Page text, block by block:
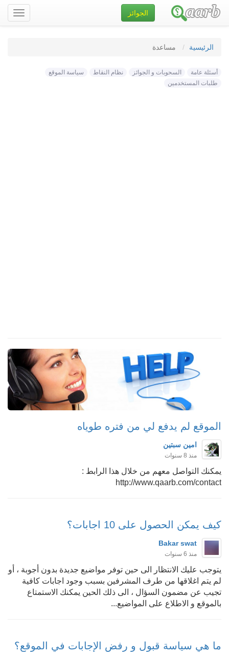
تصفح
الموقع
الجوائز
الرئيسية مساعدة
أسئلة عامة السحوبات و الجوائز نظام النقاط
سياسة الموقع
طلبات المستخدمين
الموقع لم يدفع لي من فتره طوياه
امين سبتين
منذ 8 سنوات
يمكنك التواصل معهم من خلال هذا الرابط :
http://www.qaarb.com/contact
كيف يمكن الحصول على 10 اجابات؟
Bakar swat
منذ 6 سنوات
يتوجب عليك الانتظار الى حين توفر مواضيع جديدة بدون أجوبة ، أو
لم يتم اغلاقها من طرف المشرفين بسبب وجود اجابات كافية
تجيب عن مضمون السؤال ، الى ذلك الحين يمكنك الاستمتاع
بالموقع و الاطلاع على المواضيع...
ما هي سياسة قبول و رفض الإجابات في الموقع؟